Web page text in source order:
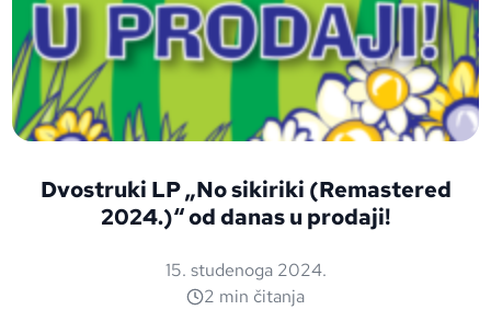
Dvostruki LP „No sikiriki (Remastered
2024.)“ od danas u prodaji!
15. studenoga 2024.
2 min čitanja